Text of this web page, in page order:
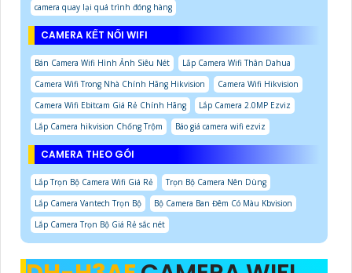
camera quay lại quá trình đóng hàng
CAMERA KẾT NỐI WIFI
Bán Camera Wifi Hình Ảnh Siêu Nét
Lắp Camera Wifi Thân Dahua
Camera Wifi Trong Nhà Chính Hãng Hikvision
Camera Wifi Hikvision
Camera Wifi Ebitcam Giá Rẻ Chính Hãng
Lắp Camera 2.0MP Ezviz
Lắp Camera hikvision Chống Trộm
Báo giá camera wifi ezviz
CAMERA THEO GÓI
Lắp Trọn Bộ Camera Wifi Giá Rẻ
Trọn Bộ Camera Nên Dùng
Lắp Camera Vantech Trọn Bộ
Bộ Camera Ban Đêm Có Màu Kbvision
Lắp Camera Trọn Bộ Giá Rẻ sắc nét